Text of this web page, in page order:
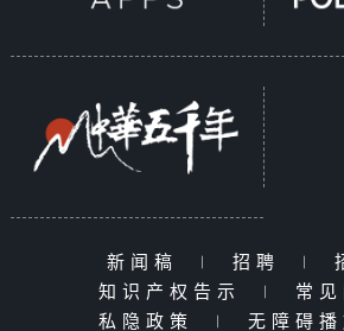
新闻稿 | 招聘 |
知识产权告示
| 常
私隐政策
| 无障碍